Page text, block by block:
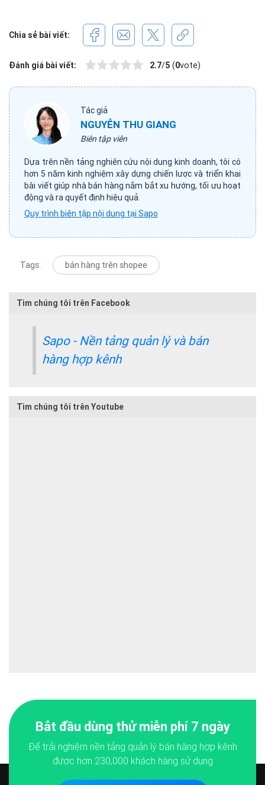
Chia sẻ bài viết:
Đánh giá bài viết: 2.7/5 (0vote)
Tác giả
NGUYỄN THU GIANG
Biên tập viên
Dựa trên nền tảng nghiên cứu nội dung kinh doanh, tôi có
hơn 5 năm kinh nghiệm xây dựng chiến lược và triển khai
bài viết giúp nhà bán hàng nắm bắt xu hướng, tối ưu hoạt
động và ra quyết định hiệu quả.
Quy trình biên tập nội dung tại Sapo
Tags: bán hàng trên shopee
Tìm chúng tôi trên Facebook
Sapo - Nền tảng quản lý và bán
hàng hợp kênh
Tìm chúng tôi trên Youtube
Bắt đầu dùng thử miễn phí 7 ngày
Để trải nghiệm nền tảng quản lý bán hàng hợp kênh
được hơn 230,000 khách hàng sử dụng